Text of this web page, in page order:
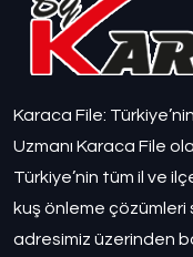
Karaca File:
Uzmanı Karaca File
Türkiye’nin tüm il ve
kuş önleme
adresimiz üzerinden